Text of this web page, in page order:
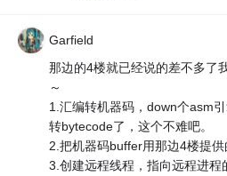
Garfield
那边的4楼就已经说的差不多了
～
1.汇编转机器码，down个asm
转bytecode了，这个不难吧。
2.把机器码buffer用那边4楼提
3.创建远程线程，指向远程进程